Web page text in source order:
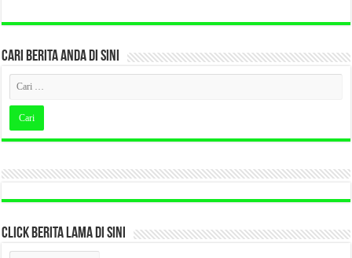
CARI BERITA ANDA DI SINI
CLICK BERITA LAMA DI SINI